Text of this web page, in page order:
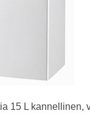
15 L kannellinen,